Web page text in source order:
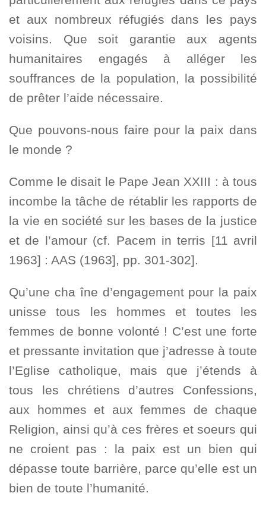
et aux nombreux réfugiés dans les pays
voisins. Que soit garantie aux agents
humanitaires engagés à alléger les
souffrances de la population, la possibilité
de prêter l’aide nécessaire.
Que pouvons-nous faire pour la paix dans
le monde ?
Comme le disait le Pape Jean XXIII : à tous
incombe la tâche de rétablir les rapports de
la vie en société sur les bases de la justice
et de l’amour (cf. Pacem in terris [11 avril
1963] : AAS (1963], pp. 301-302].
Qu’une cha îne d’engagement pour la paix
unisse tous les hommes et toutes les
femmes de bonne volonté ! C’est une forte
et pressante invitation que j’adresse à toute
l’Eglise catholique, mais que j’étends à
tous les chrétiens d’autres Confessions,
aux hommes et aux femmes de chaque
Religion, ainsi qu’à ces frères et soeurs qui
ne croient pas : la paix est un bien qui
dépasse toute barrière, parce qu’elle est un
bien de toute l’humanité.